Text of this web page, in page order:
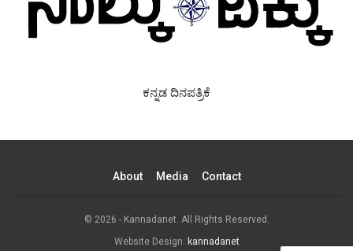
ಕನ್ನಡ ದಿನಪತ್ರಿಕೆ
About Media Contact
© 2026 - Kannadanet. All Rights Reserved.
Website Design: kannadanet